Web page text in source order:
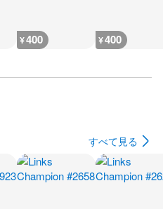
¥400 ¥400
すべて見る